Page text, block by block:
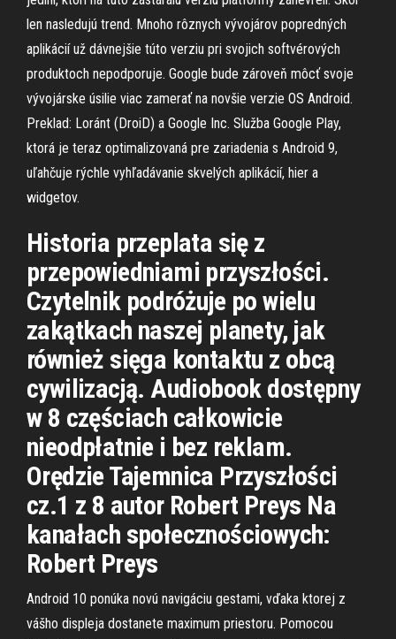
len nasledujú trend. Mnoho rôznych vývojárov popredných
aplikácií už dávnejšie túto verziu pri svojich softvérových
produktoch nepodporuje. Google bude zároveň môcť svoje
vývojárske úsilie viac zamerať na novšie verzie OS Android.
Preklad: Loránt (DroiD) a Google Inc. Služba Google Play,
ktorá je teraz optimalizovaná pre zariadenia s Android 9,
uľahčuje rýchle vyhľadávanie skvelých aplikácií, hier a
widgetov.
Historia przeplata się z
przepowiedniami przyszłości.
Czytelnik podróżuje po wielu
zakątkach naszej planety, jak
również sięga kontaktu z obcą
cywilizacją. Audiobook dostępny
w 8 częściach całkowicie
nieodpłatnie i bez reklam.
Orędzie Tajemnica Przyszłości
cz.1 z 8 autor Robert Preys Na
kanałach społecznościowych:
Robert Preys
Android 10 ponúka novú navigáciu gestami, vďaka ktorej z
vášho displeja dostanete maximum priestoru. Pomocou